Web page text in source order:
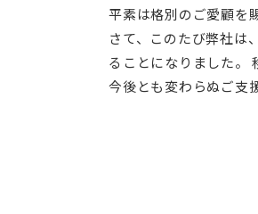
平素は格別のご愛顧を
さて、このたび弊社は
ることになりました。
今後とも変わらぬご支